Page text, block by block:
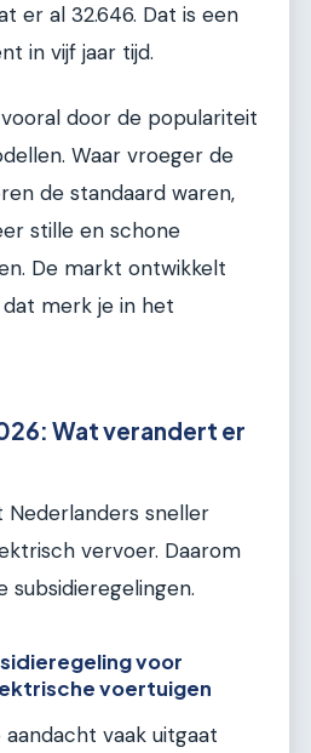
er al 32.646. Dat is een
in vijf jaar tijd.
door de populariteit
Waar vroeger de
de standaard waren,
stille en schone
De markt ontwikkelt
merk je in het
Wat verandert er
Nederlanders sneller
vervoer. Daarom
subsidieregelingen.
voor
voertuigen
vaak uitgaat